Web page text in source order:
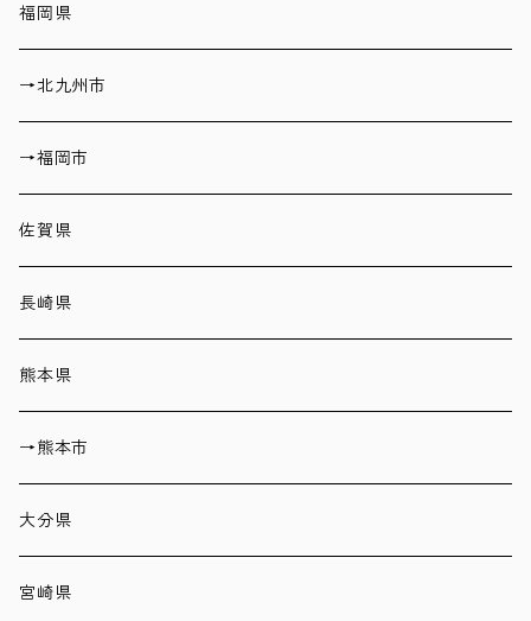
福岡県
→北九州市
→福岡市
佐賀県
長崎県
熊本県
→熊本市
大分県
宮崎県